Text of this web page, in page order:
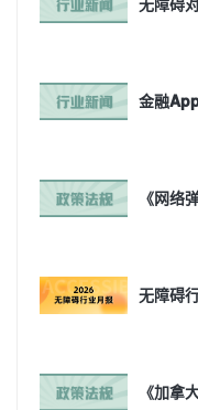
金融
《网络
无障碍
《加拿